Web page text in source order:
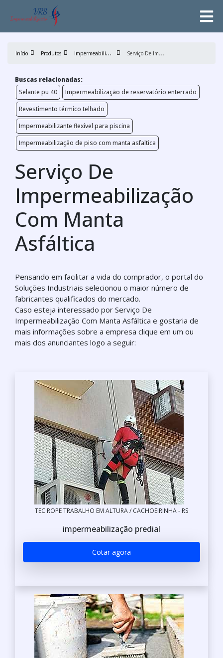
Início Produtos I
mpermeabilização S
erviço De Impermeabilização Com Manta Asfáltica
Buscas relacionadas:
Selante pu 40
Impermeabilização de reservatório enterrado
Revestimento térmico telhado
Impermeabilizante flexível para piscina
Impermeabilização de piso com manta asfaltica
Serviço De
Impermeabilização
Com Manta
Asfáltica
Pensando em facilitar a vida do comprador, o portal do
Soluções Industriais selecionou o maior número de
fabricantes qualificados do mercado.
Caso esteja interessado por Serviço De
Impermeabilização Com Manta Asfáltica e gostaria de
mais informações sobre a empresa clique em um ou
mais dos anunciantes logo a seguir:
TEC ROPE TRABALHO EM ALTURA / CACHOEIRINHA - RS
impermeabilização predial
Cotar agora